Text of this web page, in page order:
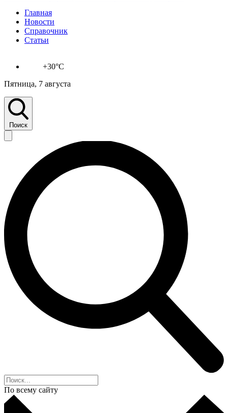
Главная
Новости
Справочник
Статьи
+30°C
Пятница, 7 августа
Поиск
По всему сайту